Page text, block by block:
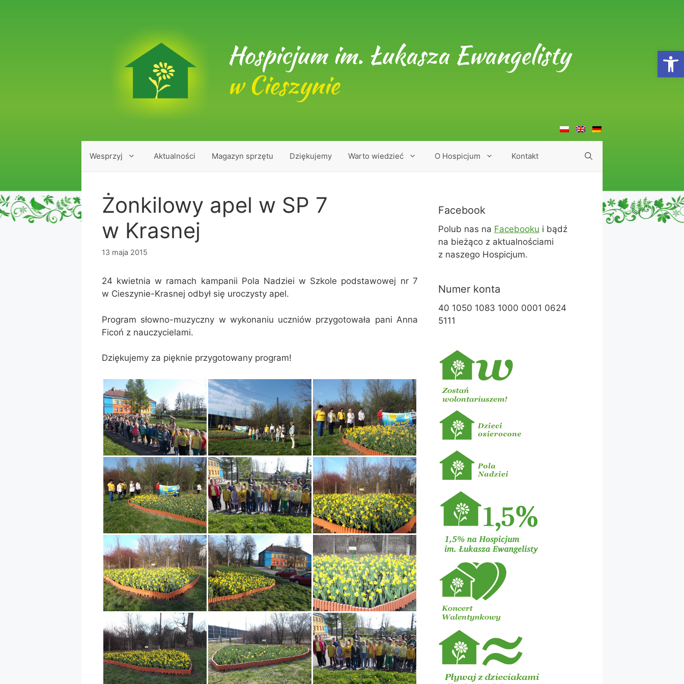
Hospicjum im. Łukasza Ewangelisty
w Cieszynie
Wesprzyj Aktualności Magazyn sprzętu Dziękujemy Warto wiedzieć O Hospicjum Kontakt
Żonkilowy apel w SP 7
w Krasnej
13 maja 2015
24 kwietnia w ramach kampanii Pola Nadziei w Szkole podstawowej nr 7
w Cieszynie-Krasnej odbył się uroczysty apel.
Program słowno-muzyczny w wykonaniu uczniów przygotowała pani Anna
Ficoń z nauczycielami.
Dziękujemy za pięknie przygotowany program!
Facebook
Polub nas na Facebooku i bądź
na bieżąco z aktualnościami
z naszego Hospicjum.
Numer konta
40 1050 1083 1000 0001 0624
5111